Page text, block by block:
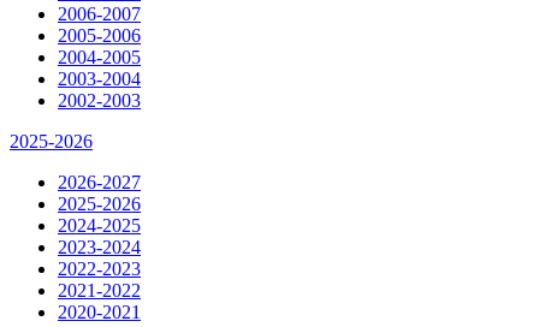
2006-2007
2005-2006
2004-2005
2003-2004
2002-2003
2025-2026
2026-2027
2025-2026
2024-2025
2023-2024
2022-2023
2021-2022
2020-2021